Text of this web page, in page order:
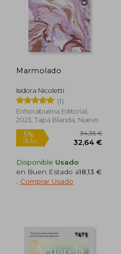
Marmolado
Isidora Nicoletti
(1)
Enhorabuena Editorial,
2023, Tapa Blanda, Nuevo
dcto. 32,64 €
Disponible Usado
en Buen Estado a18,13 €
Comprar Usado